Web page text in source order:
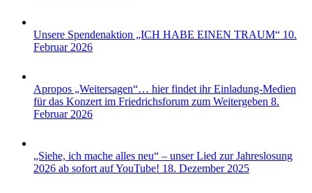
Unsere Spendenaktion „ICH HABE EINEN TRAUM“ 10.
Februar 2026
Apropos „Weitersagen“… hier findet ihr Einladung-Medien
für das Konzert im Friedrichsforum zum Weitergeben 8.
Februar 2026
„Siehe, ich mache alles neu“ – unser Lied zur Jahreslosung
2026 ab sofort auf YouTube! 18. Dezember 2025